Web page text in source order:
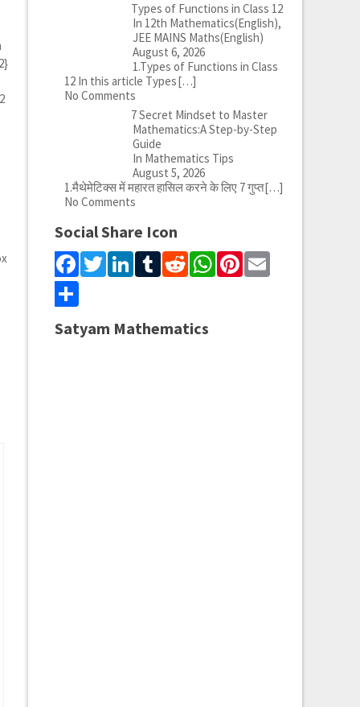
Types of Functions in Class 12
In 12th Mathematics(English),
JEE MAINS Maths(English)
August 6, 2026
1.Types of Functions in Class
12 In this article Types[…]
No Comments
7 Secret Mindset to Master
Mathematics:A Step-by-Step
Guide
In Mathematics Tips
August 5, 2026
1.मैथेमेटिक्स में महारत हासिल करने के लिए 7 गुप्त[…]
No Comments
Social Share Icon
Facebook
Twitter
LinkedIn
Tumblr
Reddit
WhatsApp
Pinterest
Email
Share
Satyam Mathematics